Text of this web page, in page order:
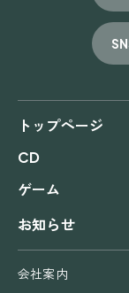
トップページ
CD
ゲーム
お知らせ
会社案内